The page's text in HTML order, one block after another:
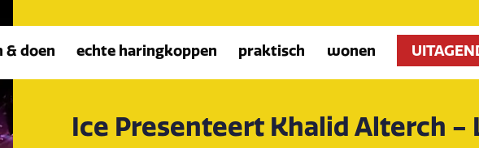
& doen echte haringkoppen praktisch wonen
Ice Presenteert Khalid Alterch -